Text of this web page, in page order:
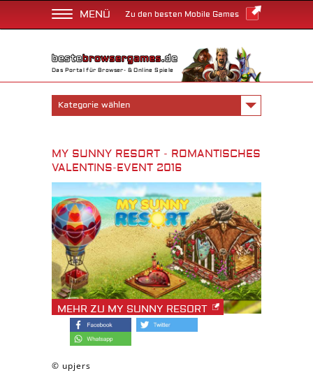
MENÜ Zu den besten Mobile Games
Das Portal für Browser- & Online Spiele
Kategorie wählen
MY SUNNY RESORT - ROMANTISCHES
VALENTINS-EVENT 2016
MEHR ZU MY SUNNY RESORT
© upjers